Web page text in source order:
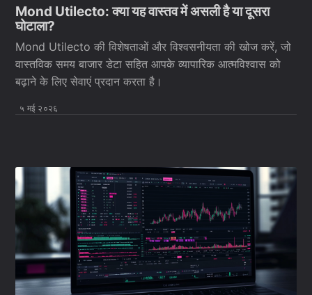
Mond Utilecto: क्या यह वास्तव में असली है या दूसरा
घोटाला?
Mond Utilecto की विशेषताओं और विश्वसनीयता की खोज करें, जो
वास्तविक समय बाजार डेटा सहित आपके व्यापारिक आत्मविश्वास को
बढ़ाने के लिए सेवाएं प्रदान करता है।
५ मई २०२६